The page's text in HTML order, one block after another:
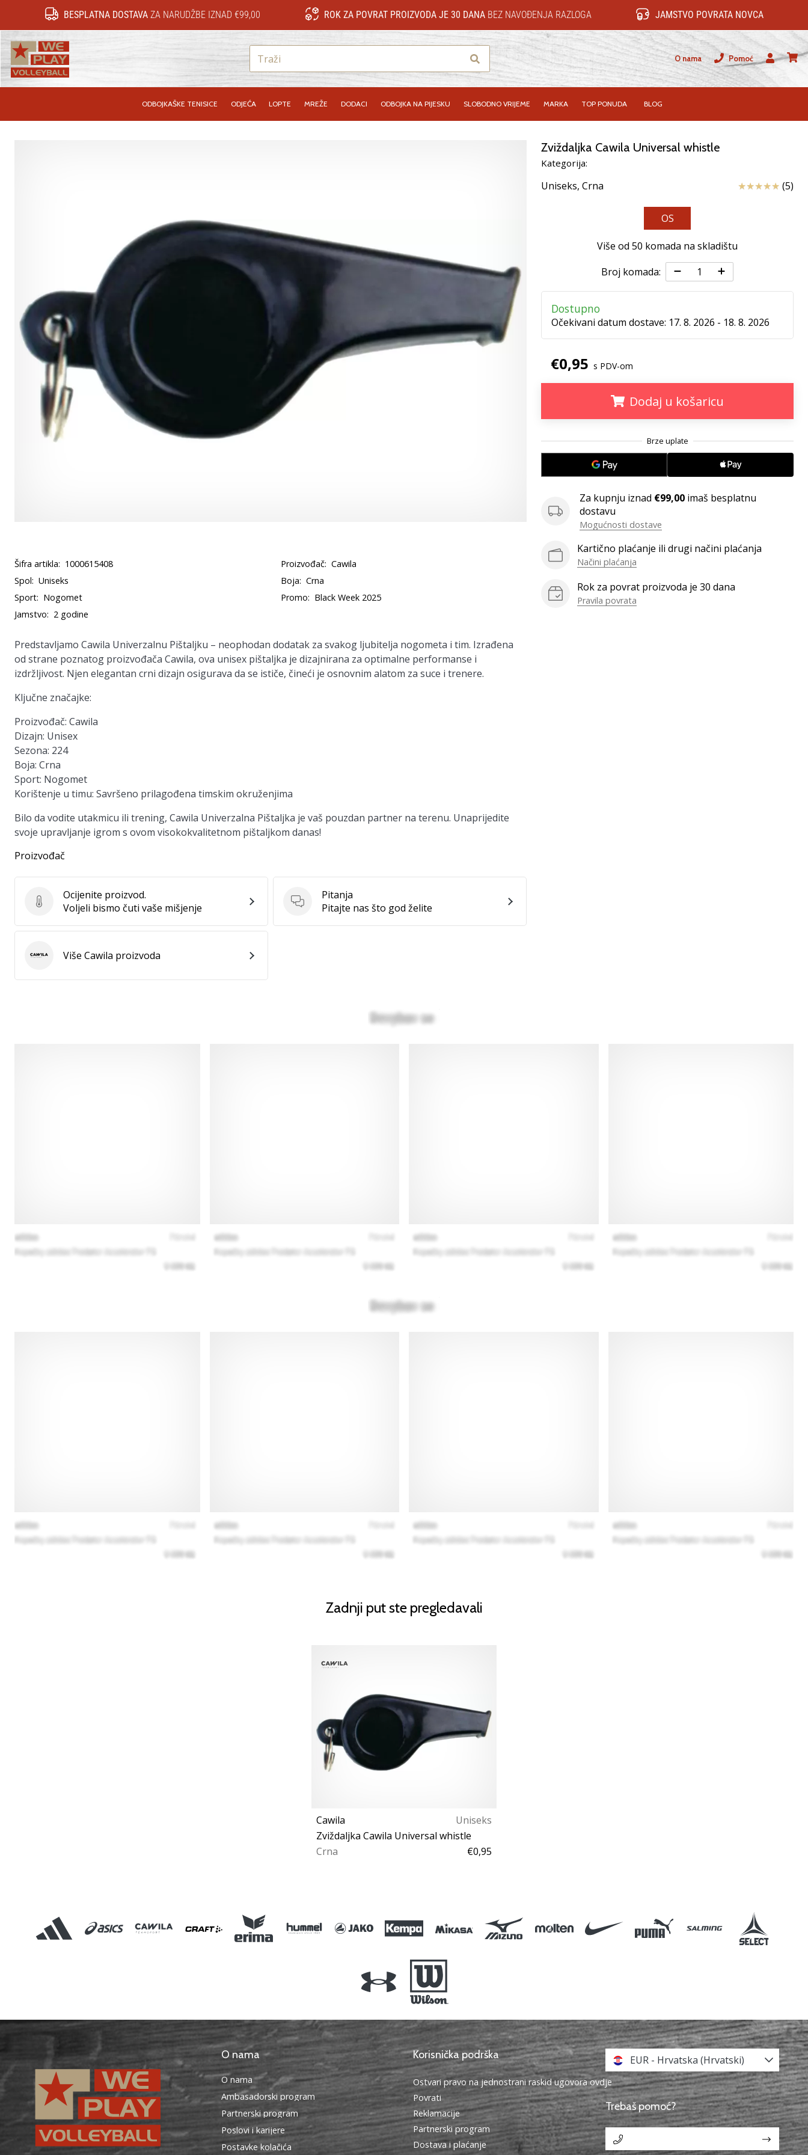
BESPLATNA DOSTAVAZA NARUDŽBE IZNAD €99,00 ROK ZA POVRAT PROIZVODA JE 30 DANABEZ NAVOĐENJA RAZLOGA JAMSTVO POVRATA NOVCA
O nama
Pomoć
Korisnik
ODBOJKAŠKE TENISICE ODJEĆA LOPTE MREŽE DODACI ODBOJKA NA PIJESKU SLOBODNO VRIJEME MARKA TOP PONUDA BLOG
Zviždaljka Cawila Universal whistle
Kategorija:
Uniseks, Crna Ocjena (5)
OS
Više od 50 komada na skladištu
Broj komada:
Dostupno
Očekivani datum dostave: 17. 8. 2026 - 18. 8. 2026
€0,95 s PDV-om
Dodaj u košaricu
Za kupnju iznad €99,00 imaš besplatnu
dostavu
Mogućnosti dostave
Kartično plaćanje ili drugi načini plaćanja
Načini plaćanja
Rok za povrat proizvoda je 30 dana
Pravila povrata
Šifra artikla: 1000615408 Proizvođač: Cawila
Spol: Uniseks Boja: Crna
Sport: Nogomet Promo: Black Week 2025
Jamstvo: 2 godine
Predstavljamo Cawila Univerzalnu Pištaljku – neophodan dodatak za svakog ljubitelja nogometa i tim. Izrađena
od strane poznatog proizvođača Cawila, ova unisex pištaljka je dizajnirana za optimalne performanse i
izdržljivost. Njen elegantan crni dizajn osigurava da se ističe, čineći je osnovnim alatom za suce i trenere.
Ključne značajke:
Proizvođač: Cawila
Dizajn: Unisex
Sezona: 224
Boja: Crna
Sport: Nogomet
Korištenje u timu: Savršeno prilagođena timskim okruženjima
Bilo da vodite utakmicu ili trening, Cawila Univerzalna Pištaljka je vaš pouzdan partner na terenu. Unaprijedite
svoje upravljanje igrom s ovom visokokvalitetnom pištaljkom danas!
Proizvođač
Ocijenite proizvod.
Ocijenite proizvod.
Voljeli bismo čuti vaše mišjenje
Pitanja
Pitanja
Pitajte nas što god želite
CawilaViše Cawila proizvoda
Zadnji put ste pregledavali
Cawila
Uniseks
Zviždaljka Cawila Universal whistle
Crna
€0,95
O nama
O nama
Ambasadorski program
Partnerski program
Poslovi i karijere
Postavke kolačića
Korisnička podrška
Ostvari pravo na jednostrani raskid ugovora ovdje
Povrati
Reklamacije
Partnerski program
Dostava i plaćanje
EUR - Hrvatska (Hrvatski)
Trebaš pomoć?